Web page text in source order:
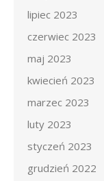
lipiec 2023
czerwiec 2023
maj 2023
kwiecień 2023
marzec 2023
luty 2023
styczeń 2023
grudzień 2022